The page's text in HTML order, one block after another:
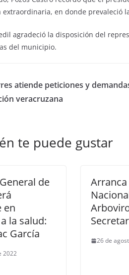
extraordinaria, en donde prevaleció
agradeció la disposición del
del municipio.
atiende peticiones y
veracruzana
te puede gustar
de
en
la salud:
García
2022
Arranca
26 de